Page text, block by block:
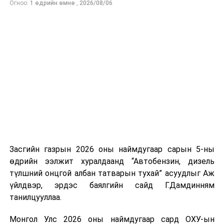
нийлүүлэлтийг тогтворжуулах хүрээнд бусад эх
Огноо: 1 өдрийн өмнө , 2026/08/06
Засгийн газрын 2026 оны наймдугаар сарын 5-ны
өдрийн ээлжит хуралдаанд “Автобензин, дизель
түлшний онцгой албан татварын тухай” асуудлыг Аж
үйлдвэр, эрдэс баялгийн сайд Г.Дамдинням
танилцууллаа.
Монгол Улс 2026 оны наймдугаар сард ОХУ-ын